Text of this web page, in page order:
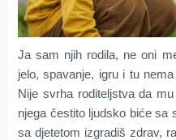
Ja sam njih rodila, ne oni
jelo, spavanje, igru i tu
Nije svrha roditeljstva da
njega čestito ljudsko biće sa
sa djetetom izgradiš zdrav,